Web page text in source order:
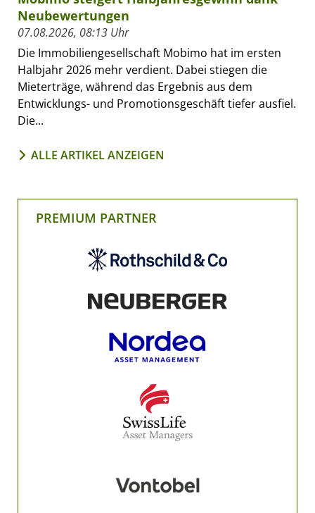
Neubewertungen
07.08.2026, 08:13 Uhr
Die Immobiliengesellschaft Mobimo hat im ersten
Halbjahr 2026 mehr verdient. Dabei stiegen die
Mieterträge, während das Ergebnis aus dem
Entwicklungs- und Promotionsgeschäft tiefer ausfiel.
Die...
ALLE ARTIKEL ANZEIGEN
PREMIUM PARTNER